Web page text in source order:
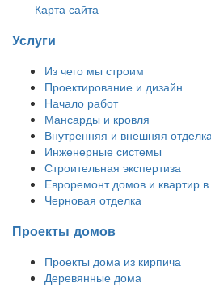
Карта сайта
Услуги
Из чего мы строим
Проектирование и дизайн
Начало работ
Мансарды и кровля
Внутренняя и внешняя
Инженерные системы
Строительная экспертиза
Евроремонт домов и квартир
Черновая отделка
Проекты домов
Проекты дома из кирпича
Деревянные дома